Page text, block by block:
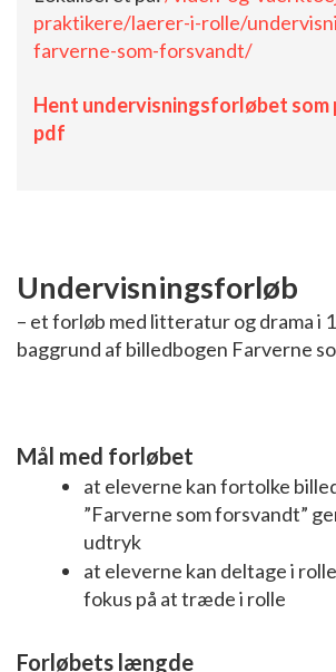
praktikere/laerer-i-rolle/
farverne-som-forsvandt/
Hent undervisningsforløbet som
pdf
Undervisningsforløb
– et forløb med litteratur og drama i
baggrund af billedbogen Farverne
Mål med forløbet
at eleverne kan fortolke
”Farverne som forsvandt”
udtryk
at eleverne kan deltage i
fokus på at træde i rolle
Forløbets længde